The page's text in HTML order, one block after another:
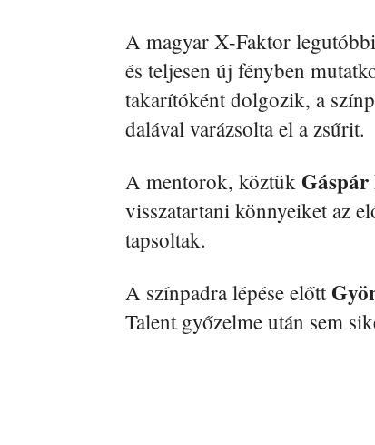
A magyar X-Faktor
és teljesen új fényben
takarítóként dolgozik, a
dalával varázsolta el a zsűrit.
A mentorok, köztük
visszatartani könnyeiket az
tapsoltak.
A színpadra lépése előtt
Talent győzelme után sem